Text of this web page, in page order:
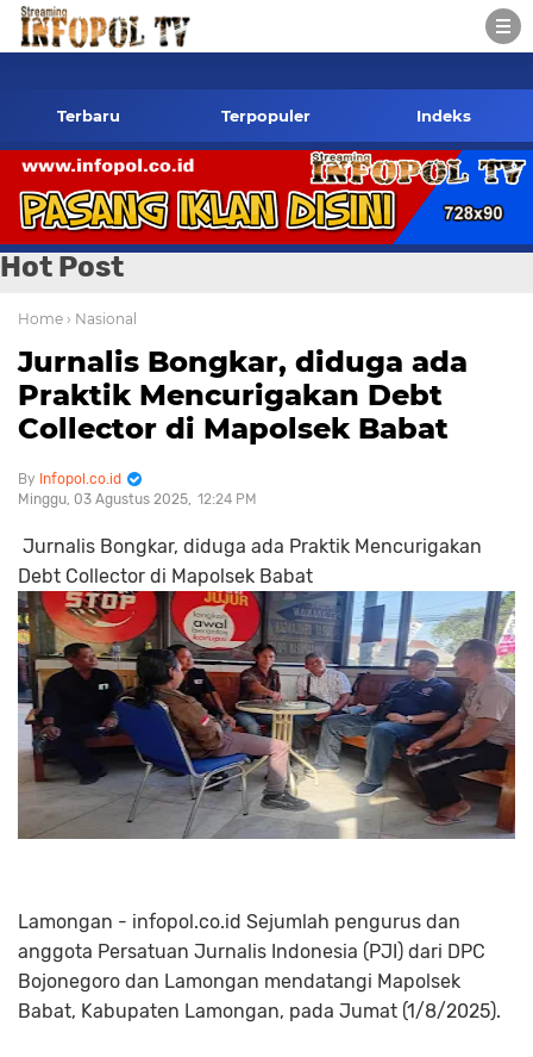
Kontak Redaksi- 085784424805 wa
Terbaru Terpopuler Indeks
Hot Post
Home › Nasional
Jurnalis Bongkar, diduga ada
Praktik Mencurigakan Debt
Collector di Mapolsek Babat
Infopol.co.id
Minggu, 03 Agustus 2025 12:24 PM
Jurnalis Bongkar, diduga ada Praktik Mencurigakan
Debt Collector di Mapolsek Babat
Lamongan - infopol.co.id Sejumlah pengurus dan
anggota Persatuan Jurnalis Indonesia (PJI) dari DPC
Bojonegoro dan Lamongan mendatangi Mapolsek
Babat, Kabupaten Lamongan, pada Jumat (1/8/2025).